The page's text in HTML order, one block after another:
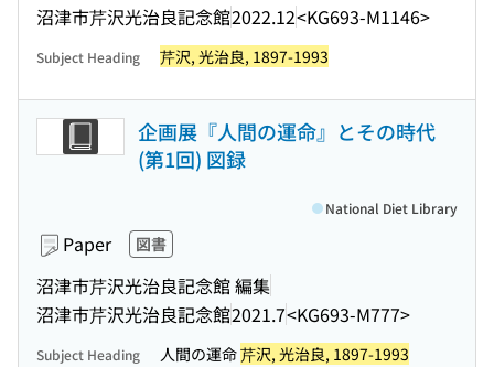
沼津市芹沢光治良記念館2022.12<KG693-M1146>
Subject Heading 芹沢, 光治良, 1897-1993
企画展『人間の運命』とその時代
(第1回) 図録
Paper 図書
沼津市芹沢光治良記念館 編集
沼津市芹沢光治良記念館2021.7<KG693-M777>
National Diet Library
Subject Heading 人間の運命芹沢, 光治良, 1897-1993